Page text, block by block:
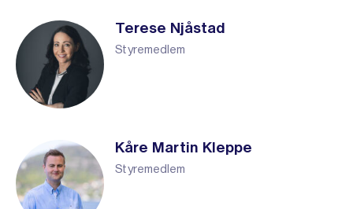
Terese Njåstad
Styremedlem
Kåre Martin Kleppe
Styremedlem